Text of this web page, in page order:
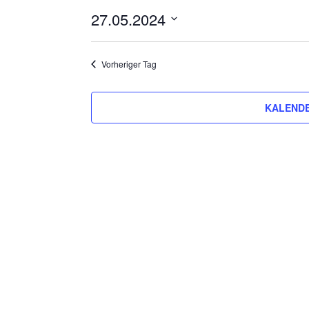
27.05.2024
Datum
wählen.
Vorheriger Tag